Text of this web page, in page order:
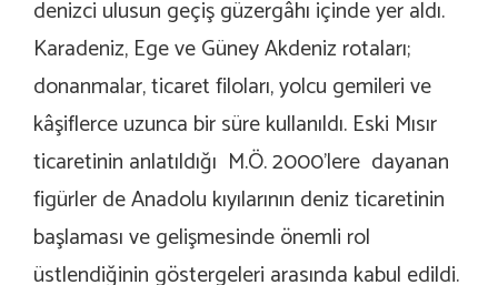
denizci ulusun geçiş güzergâhı içinde yer aldı.
Karadeniz, Ege ve Güney Akdeniz rotaları;
donanmalar, ticaret filoları, yolcu gemileri ve
kâşiflerce uzunca bir süre kullanıldı. Eski Mısır
ticaretinin anlatıldığı M.Ö. 2000’lere dayanan
figürler de Anadolu kıyılarının deniz ticaretinin
başlaması ve gelişmesinde önemli rol
üstlendiğinin göstergeleri arasında kabul edildi.